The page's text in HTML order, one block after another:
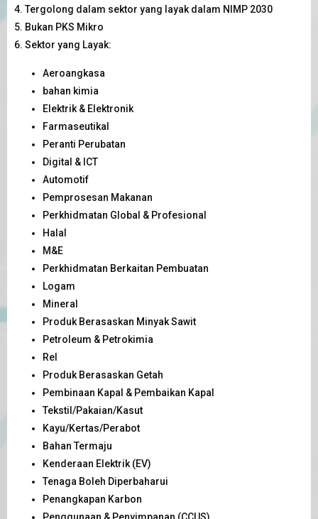
4. Tergolong dalam sektor yang layak dalam NIMP 2030
5. Bukan PKS Mikro
6. Sektor yang Layak:
Aeroangkasa
bahan kimia
Elektrik & Elektronik
Farmaseutikal
Peranti Perubatan
Digital & ICT
Automotif
Pemprosesan Makanan
Perkhidmatan Global & Profesional
Halal
M&E
Perkhidmatan Berkaitan Pembuatan
Logam
Mineral
Produk Berasaskan Minyak Sawit
Petroleum & Petrokimia
Rel
Produk Berasaskan Getah
Pembinaan Kapal & Pembaikan Kapal
Tekstil/Pakaian/Kasut
Kayu/Kertas/Perabot
Bahan Termaju
Kenderaan Elektrik (EV)
Tenaga Boleh Diperbaharui
Penangkapan Karbon
Penggunaan & Penyimpanan (CCUS)